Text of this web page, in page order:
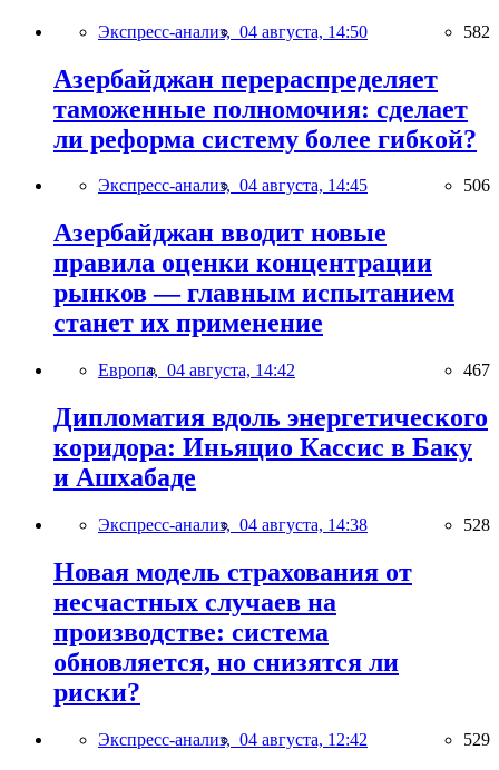
Экспресс-анализ, 04 августа, 14:50 582
Азербайджан перераспределяет
таможенные полномочия: сделает
ли реформа систему более гибкой?
Экспресс-анализ, 04 августа, 14:45 506
Азербайджан вводит новые
правила оценки концентрации
рынков — главным испытанием
станет их применение
Европа, 04 августа, 14:42 467
Дипломатия вдоль энергетического
коридора: Иньяцио Кассис в Баку
и Ашхабаде
Экспресс-анализ, 04 августа, 14:38 528
Новая модель страхования от
несчастных случаев на
производстве: система
обновляется, но снизятся ли
риски?
Экспресс-анализ, 04 августа, 12:42 529